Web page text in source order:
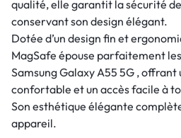
qualité, elle garantit la sécurité
conservant son design élégant.
Dotée d’un design fin et
MagSafe épouse parfaitement
Samsung Galaxy A55 5G , offrant
confortable et un accès facile à
Son esthétique élégante
appareil.